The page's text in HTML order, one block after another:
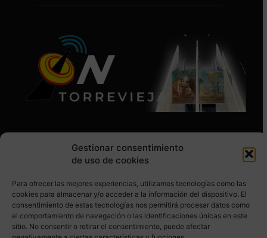
Gestionar consentimiento
de uso de cookies
Para ofrecer las mejores experiencias, utilizamos tecnologías como las
cookies para almacenar y/o acceder a la información del dispositivo. El
consentimiento de estas tecnologías nos permitirá procesar datos como
el comportamiento de navegación o las identificaciones únicas en este
sitio. No consentir o retirar el consentimiento, puede afectar
SÍGUENOS EN REDES SOCIALES